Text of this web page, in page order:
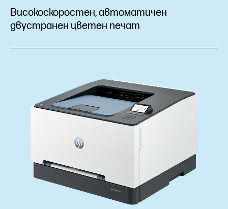
Високоскоростен, автоматичен
двустранен цветен печат